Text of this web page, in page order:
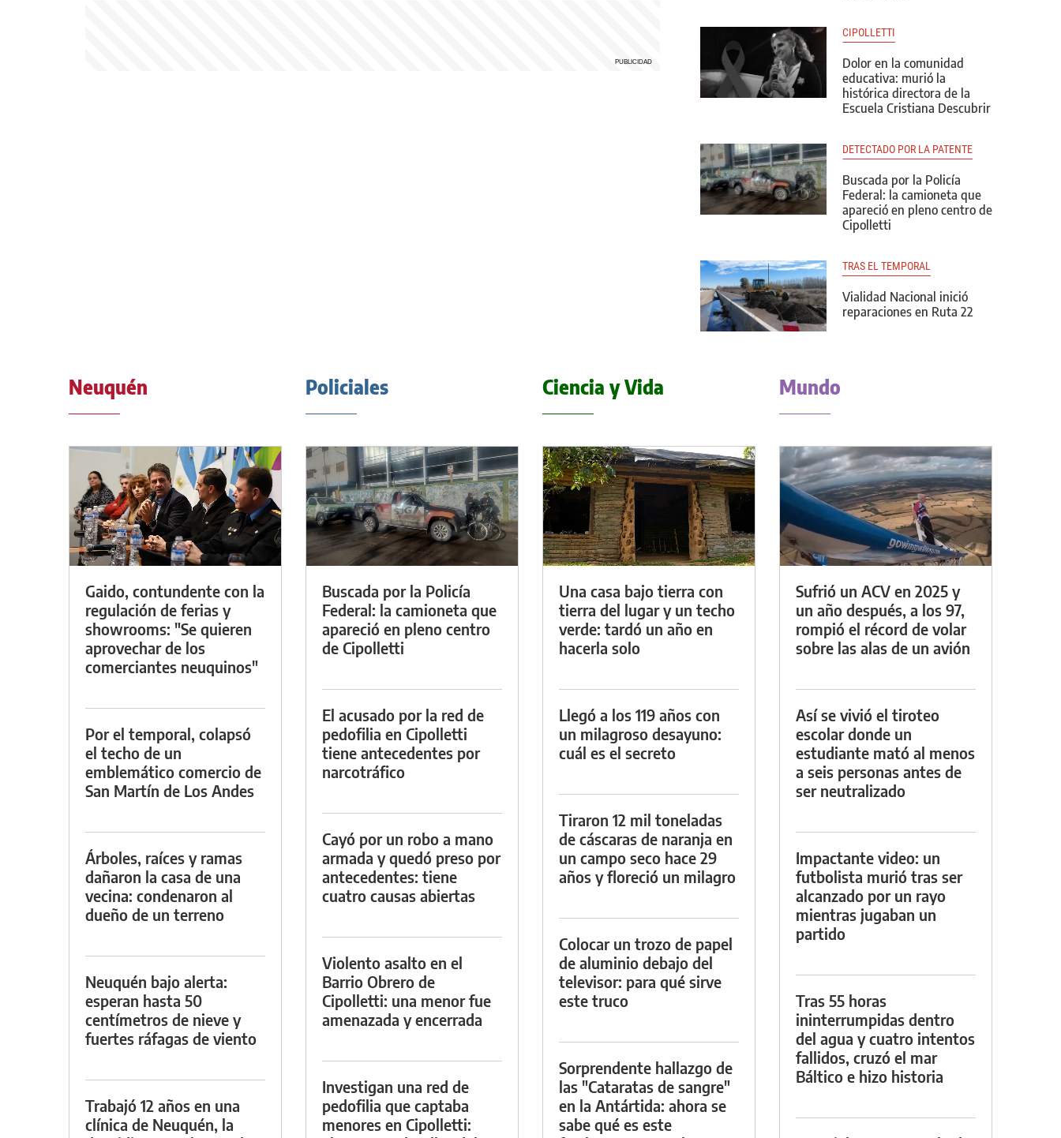
CIPOLLETTI
Dolor en la comunidad
educativa: murió la
histórica directora de la
Escuela Cristiana Descubrir
DETECTADO POR LA PATENTE
Buscada por la Policía
Federal: la camioneta que
apareció en pleno centro de
Cipolletti
TRAS EL TEMPORAL
Vialidad Nacional inició
reparaciones en Ruta 22
Neuquén
Gaido, contundente con la
regulación de ferias y
showrooms: "Se quieren
aprovechar de los
comerciantes neuquinos"
Por el temporal, colapsó
el techo de un
emblemático comercio de
San Martín de Los Andes
Árboles, raíces y ramas
dañaron la casa de una
vecina: condenaron al
dueño de un terreno
Neuquén bajo alerta:
esperan hasta 50
centímetros de nieve y
fuertes ráfagas de viento
Trabajó 12 años en una
clínica de Neuquén, la
Policiales
Buscada por la Policía
Federal: la camioneta que
apareció en pleno centro
de Cipolletti
El acusado por la red de
pedofilia en Cipolletti
tiene antecedentes por
narcotráfico
Cayó por un robo a mano
armada y quedó preso por
antecedentes: tiene
cuatro causas abiertas
Violento asalto en el
Barrio Obrero de
Cipolletti: una menor fue
amenazada y encerrada
Investigan una red de
pedofilia que captaba
menores en Cipolletti:
Ciencia y Vida
Una casa bajo tierra con
tierra del lugar y un techo
verde: tardó un año en
hacerla solo
Llegó a los 119 años con
un milagroso desayuno:
cuál es el secreto
Tiraron 12 mil toneladas
de cáscaras de naranja en
un campo seco hace 29
años y floreció un milagro
Colocar un trozo de papel
de aluminio debajo del
televisor: para qué sirve
este truco
Sorprendente hallazgo de
las "Cataratas de sangre"
en la Antártida: ahora se
sabe qué es este
Mundo
Sufrió un ACV en 2025 y
un año después, a los 97,
rompió el récord de volar
sobre las alas de un avión
Así se vivió el tiroteo
escolar donde un
estudiante mató al menos
a seis personas antes de
ser neutralizado
Impactante video: un
futbolista murió tras ser
alcanzado por un rayo
mientras jugaban un
partido
Tras 55 horas
ininterrumpidas dentro
del agua y cuatro intentos
fallidos, cruzó el mar
Báltico e hizo historia